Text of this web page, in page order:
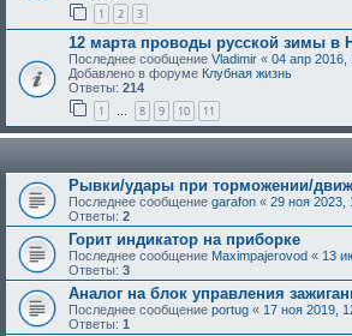
1 2 3
12 марта проводы русской зимы в
Последнее сообщение Vladimir « 04 апр 2016,
Добавлено в форуме Клубная жизнь
Ответы: 214
1 … 8 9 10 11
Рывки/удары при торможении/
Последнее сообщение garafon « 29 ноя 2023,
Ответы: 2
Горит индикатор на приборке
Последнее сообщение Maximpajerovod « 13
Ответы: 3
Аналог на блок управления
Последнее сообщение portug « 17 ноя 2019,
Ответы: 1